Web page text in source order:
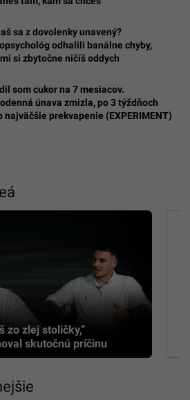
sa z dovolenky unavený?
odhalili banálne chyby,
si zbytočne ničíš oddych
som cukor na 7 mesiacov.
únava zmizla, po 3 týždňoch
najväčšie prekvapenie (EXPERIMENT)
zo zlej stoličky,”
skutočnú príčinu